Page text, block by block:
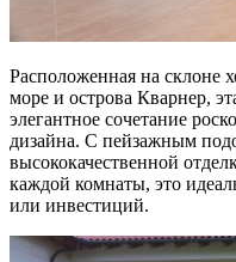
Расположенная на склоне
море и острова Кварнер,
элегантное сочетание
дизайна. С пейзажным
высококачественной
каждой комнаты, это
или инвестиций.